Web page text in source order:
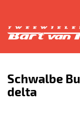
Schwalbe
delta